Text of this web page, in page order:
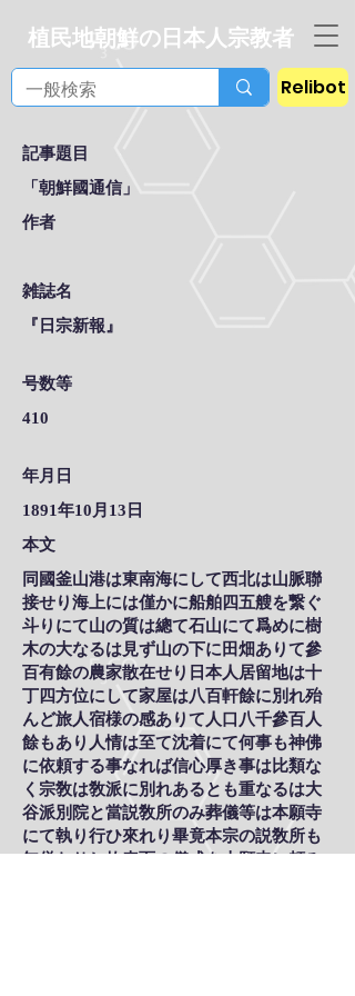
植民地朝鮮の日本人宗教者
Relibot
記事題目
「朝鮮國通信」
作者
雑誌名
『日宗新報』
号数等
410
年月日
1891年10月13日
本文
同國釜山港は東南海にして西北は山脈聯
接せり海上には僅かに船舶四五艘を繋ぐ
斗りにて山の質は總て石山にて爲めに樹
木の大なるは見ず山の下に田畑ありて參
百有餘の農家散在せり日本人居留地は十
丁四方位にして家屋は八百軒餘に別れ殆
んど旅人宿様の感ありて人口八千參百人
餘もあり人情は至て沈着にて何事も神佛
に依頼する事なれば信心厚き事は比類な
く宗敎は敎派に別れあるとも重なるは大
谷派別院と當説敎所のみ葬儀等は本願寺
にて執り行ひ來れり畢竟本宗の説敎所も
無僧なりし故表面の儀式を本願寺に頼み